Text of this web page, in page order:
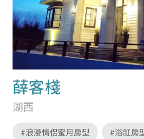
薛客棧
湖西
#浪漫情侶蜜月房型 #浴缸房